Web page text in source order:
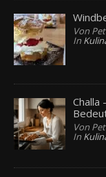
Von
In
Challa
Von
In